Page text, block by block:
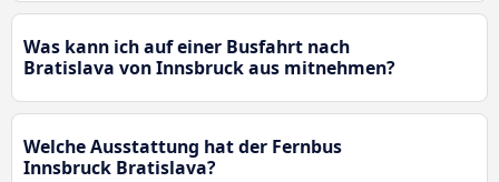
Was kann ich auf einer Busfahrt nach
Bratislava von Innsbruck aus mitnehmen?
Welche Ausstattung hat der Fernbus
Innsbruck Bratislava?